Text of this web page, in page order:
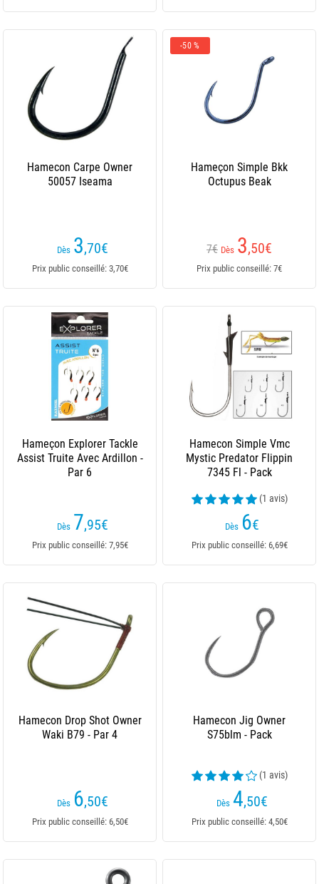
Hamecon Carpe Owner
50057 Iseama
Dès 3,70€
Prix public conseillé: 3,70€
-50 %
Hameçon Simple Bkk
Octupus Beak
7€ Dès 3,50€
Prix public conseillé: 7€
Hameçon Explorer Tackle
Assist Truite Avec Ardillon -
Par 6
Dès 7,95€
Prix public conseillé: 7,95€
Hamecon Simple Vmc
Mystic Predator Flippin
7345 Fl - Pack
(1 avis)
Dès 6€
Prix public conseillé: 6,69€
Hamecon Drop Shot Owner
Waki B79 - Par 4
Dès 6,50€
Prix public conseillé: 6,50€
Hamecon Jig Owner
S75blm - Pack
(1 avis)
Dès 4,50€
Prix public conseillé: 4,50€